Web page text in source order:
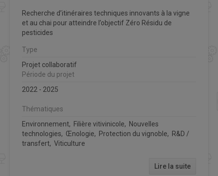
Recherche d’itinéraires techniques innovants à la vigne
et au chai pour atteindre l’objectif Zéro Résidu de
pesticides
Type
Projet collaboratif
Période du projet
2022 - 2025
Thématiques
Environnement, Filière vitivinicole, Nouvelles
technologies, Œnologie, Protection du vignoble, R&D /
transfert, Viticulture
Lire la suite